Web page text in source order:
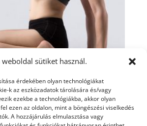
weboldal sütiket használ.
érdekében olyan technológiákat
k az eszközadatok tárolására és/vagy
ezekbe a technológiákba, akkor olyan
ezen az oldalon, mint a böngészési viselkedés
A hozzájárulás elmulasztása vagy
& Medencefenék